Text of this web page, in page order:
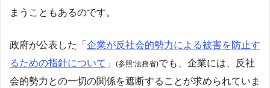
まうこともあるのです。
政府が公表した「 企業が反社会的勢力による被害を防止す
るための指針について 」 (参照:法務省)でも、企業には、反社
会的勢力との一切の関係を遮断することが求められていま